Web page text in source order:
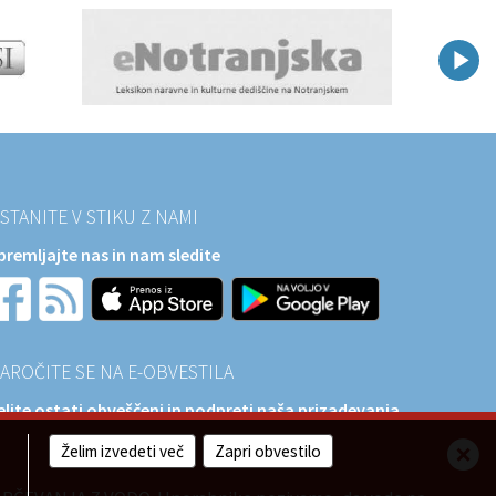
V STIKU Z NAMI
nas in nam sledite
SE NA E-OBVESTILA
ostati obveščeni in podpreti naša prizadevanja
razvoj?
Želim izvedeti več Zapri obvestilo